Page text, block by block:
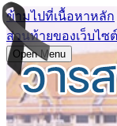
ข้ามไปที่เนื้อหาหลัก
ส่วนท้ายของเว็บไซต์
Open Menu